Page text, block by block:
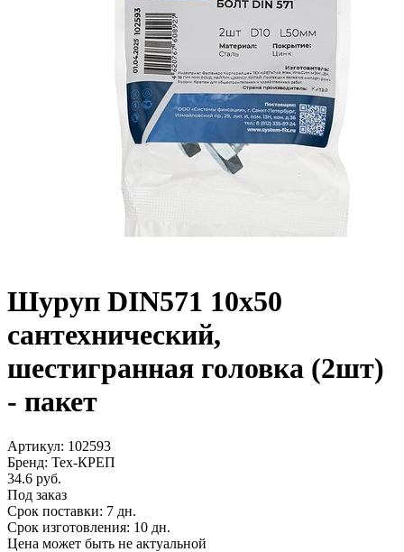
Шуруп DIN571 10х50
сантехнический,
шестигранная головка (2шт)
- пакет
Артикул: 102593
Бренд: Тех-КРЕП
34.6 руб.
Под заказ
Срок поставки: 7 дн.
Срок изготовления: 10 дн.
Цена может быть не актуальной